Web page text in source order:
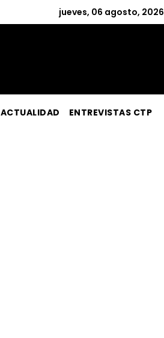
jueves, 06 agosto, 2026
ACTUALIDAD ENTREVISTAS CTP